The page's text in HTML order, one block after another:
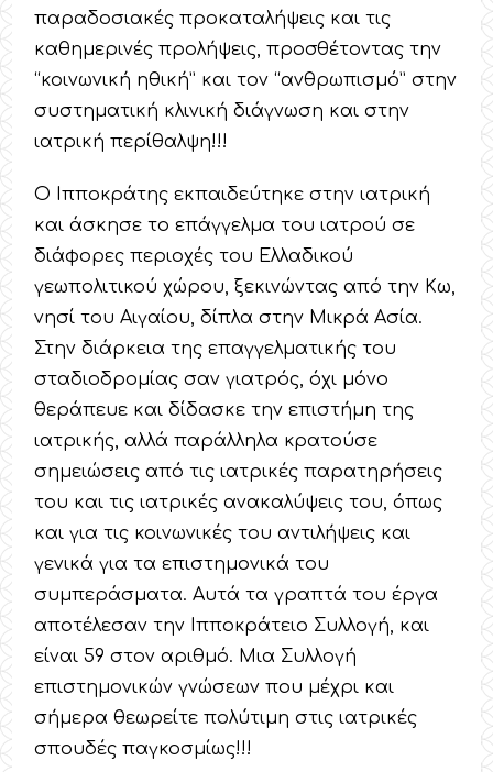
παραδοσιακές προκαταλήψεις και τις
καθημερινές προλήψεις, προσθέτοντας την
“κοινωνική ηθική” και τον “ανθρωπισμό” στην
συστηματική κλινική διάγνωση και στην
ιατρική περίθαλψη!!!
Ο Ιπποκράτης εκπαιδεύτηκε στην ιατρική
και άσκησε το επάγγελμα του ιατρού σε
διάφορες περιοχές του Ελλαδικού
γεωπολιτικού χώρου, ξεκινώντας από την Κω,
νησί του Αιγαίου, δίπλα στην Μικρά Ασία.
Στην διάρκεια της επαγγελματικής του
σταδιοδρομίας σαν γιατρός, όχι μόνο
θεράπευε και δίδασκε την επιστήμη της
ιατρικής, αλλά παράλληλα κρατούσε
σημειώσεις από τις ιατρικές παρατηρήσεις
του και τις ιατρικές ανακαλύψεις του, όπως
και για τις κοινωνικές του αντιλήψεις και
γενικά για τα επιστημονικά του
συμπεράσματα. Αυτά τα γραπτά του έργα
αποτέλεσαν την Ιπποκράτειο Συλλογή, και
είναι 59 στον αριθμό. Μια Συλλογή
επιστημονικών γνώσεων που μέχρι και
σήμερα θεωρείτε πολύτιμη στις ιατρικές
σπουδές παγκοσμίως!!!